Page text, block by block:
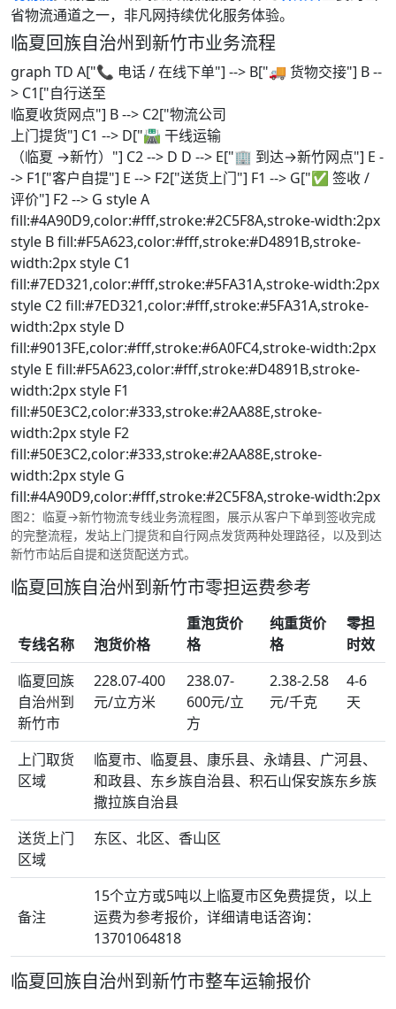
省物流通道之一，非凡网持续优化服务体验。
临夏回族自治州到新竹市业务流程
graph TD A["📞 电话 / 在线下单"] --> B["🚚 货物交接"] B --
> C1["自行送至
临夏收货网点"] B --> C2["物流公司
上门提货"] C1 --> D["🛣️ 干线运输
（临夏 →新竹）"] C2 --> D D --> E["🏢 到达→新竹网点"] E -
-> F1["客户自提"] E --> F2["送货上门"] F1 --> G["✅ 签收 /
评价"] F2 --> G style A
fill:#4A90D9,color:#fff,stroke:#2C5F8A,stroke-width:2px
style B fill:#F5A623,color:#fff,stroke:#D4891B,stroke-
width:2px style C1
fill:#7ED321,color:#fff,stroke:#5FA31A,stroke-width:2px
style C2 fill:#7ED321,color:#fff,stroke:#5FA31A,stroke-
width:2px style D
fill:#9013FE,color:#fff,stroke:#6A0FC4,stroke-width:2px
style E fill:#F5A623,color:#fff,stroke:#D4891B,stroke-
width:2px style F1
fill:#50E3C2,color:#333,stroke:#2AA88E,stroke-
width:2px style F2
fill:#50E3C2,color:#333,stroke:#2AA88E,stroke-
width:2px style G
fill:#4A90D9,color:#fff,stroke:#2C5F8A,stroke-width:2px
图2：临夏→新竹物流专线业务流程图，展示从客户下单到签收完成
的完整流程，发站上门提货和自行网点发货两种处理路径，以及到达
新竹市站后自提和送货配送方式。
临夏回族自治州到新竹市零担运费参考
专线名称 泡货价格
重泡货价
格
纯重货价
格
零担
时效
临夏回族
自治州到
新竹市
228.07-400
元/立方米
238.07-
600元/立
方
2.38-2.58
元/千克
4-6
天
上门取货
区域
临夏市、临夏县、康乐县、永靖县、广河县、
和政县、东乡族自治县、积石山保安族东乡族
撒拉族自治县
送货上门
区域
东区、北区、香山区
备注
15个立方或5吨以上临夏市区免费提货，以上
运费为参考报价，详细请电话咨询：
13701064818
临夏回族自治州到新竹市整车运输报价